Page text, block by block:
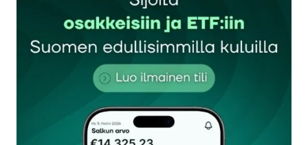
Useimmat meistä kuitenkin tarvitsevat kassavirtaa
eli korkoja ja osinkoja sekä suurempiin
investointeihin myyntituloja, mieluummin
voitollisia. Osingot ovat pois korkoa korolle
kerryttävästä tuotosta ja voitollisista
myyntivoitoista pääoman lisäksi se voitto-